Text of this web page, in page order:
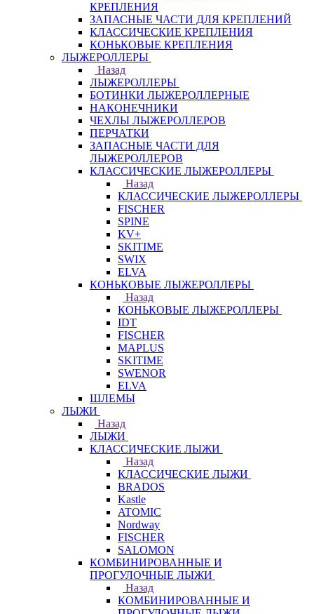
КРЕПЛЕНИЯ
ЗАПАСНЫЕ ЧАСТИ ДЛЯ КРЕПЛЕНИЙ
КЛАССИЧЕСКИЕ КРЕПЛЕНИЯ
КОНЬКОВЫЕ КРЕПЛЕНИЯ
ЛЫЖЕРОЛЛЕРЫ
Назад
ЛЫЖЕРОЛЛЕРЫ
БОТИНКИ ЛЫЖЕРОЛЛЕРНЫЕ
НАКОНЕЧНИКИ
ЧЕХЛЫ ЛЫЖЕРОЛЛЕРОВ
ПЕРЧАТКИ
ЗАПАСНЫЕ ЧАСТИ ДЛЯ
ЛЫЖЕРОЛЛЕРОВ
КЛАССИЧЕСКИЕ ЛЫЖЕРОЛЛЕРЫ
Назад
КЛАССИЧЕСКИЕ ЛЫЖЕРОЛЛЕРЫ
FISCHER
SPINE
KV+
SKITIME
SWIX
ELVA
КОНЬКОВЫЕ ЛЫЖЕРОЛЛЕРЫ
Назад
КОНЬКОВЫЕ ЛЫЖЕРОЛЛЕРЫ
IDT
FISCHER
MAPLUS
SKITIME
SWENOR
ELVA
ШЛЕМЫ
ЛЫЖИ
Назад
ЛЫЖИ
КЛАССИЧЕСКИЕ ЛЫЖИ
Назад
КЛАССИЧЕСКИЕ ЛЫЖИ
BRADOS
Kastle
ATOMIC
Nordway
FISCHER
SALOMON
КОМБИНИРОВАННЫЕ И
ПРОГУЛОЧНЫЕ ЛЫЖИ
Назад
КОМБИНИРОВАННЫЕ И